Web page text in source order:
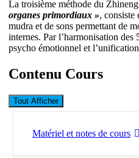
La troisième méthode du
organes primordiaux », consiste
mudra et de sons permettant de
internes. Par l’harmonisation des
psycho émotionnel et
Contenu Cours
Tout Afficher
Leçons
Matériel et notes de cours